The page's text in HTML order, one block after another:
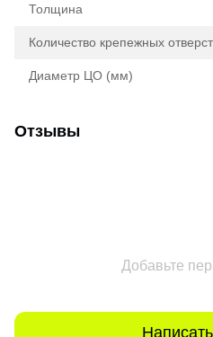
Толщина
Количество крепежных
Диаметр ЦО (мм)
Отзывы
Добавьте